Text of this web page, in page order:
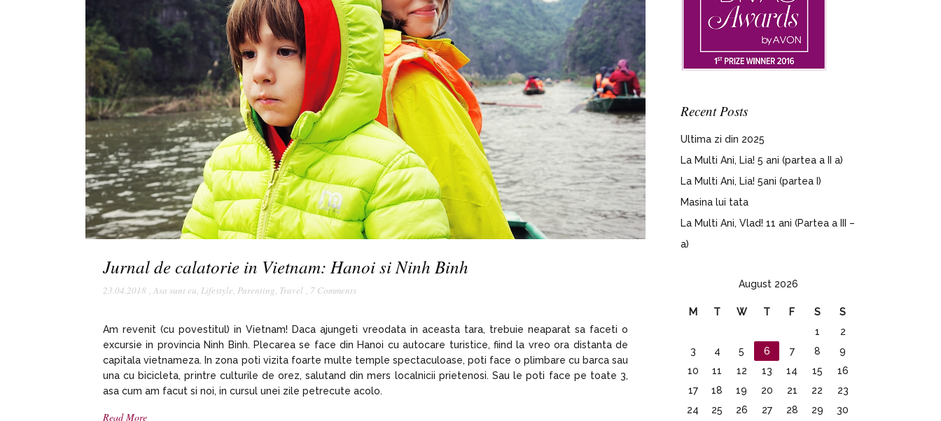
Jurnal de calatorie in Vietnam: Hanoi si Ninh Binh
23.04.2018 , Asa sunt eu, Lifestyle, Parenting, Travel , 7 Comments
Am revenit (cu povestitul) in Vietnam! Daca ajungeti vreodata in aceasta tara, trebuie neaparat sa faceti o
excursie in provincia Ninh Binh. Plecarea se face din Hanoi cu autocare turistice, fiind la vreo ora distanta de
capitala vietnameza. In zona poti vizita foarte multe temple spectaculoase, poti face o plimbare cu barca sau
una cu bicicleta, printre culturile de orez, salutand din mers localnicii prietenosi. Sau le poti face pe toate 3,
asa cum am facut si noi, in cursul unei zile petrecute acolo.
Read More
Recent Posts
Ultima zi din 2025
La Multi Ani, Lia! 5 ani (partea a II a)
La Multi Ani, Lia! 5ani (partea I)
Masina lui tata
La Multi Ani, Vlad! 11 ani (Partea a III –
a)
August 2026
M T W T F S
S
1
2
3
4 5 6 7 8
9
10
11 12 13 14 15
16
17
18 19 20 21 22
23
24
25 26 27 28 29
30